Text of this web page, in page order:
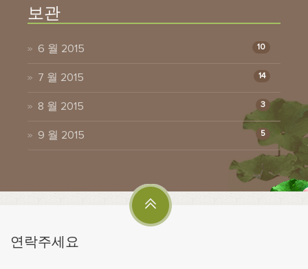
보관
6 월 2015 10
7 월 2015 14
8 월 2015 3
9 월 2015 5
연락주세요